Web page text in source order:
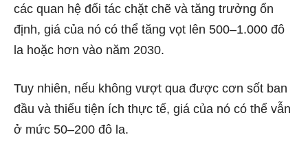
các quan hệ đối tác chặt chẽ và tăng trưởng ổn
định, giá của nó có thể tăng vọt lên 500–1.000 đô
la hoặc hơn vào năm 2030.
Tuy nhiên, nếu không vượt qua được cơn sốt ban
đầu và thiếu tiện ích thực tế, giá của nó có thể vẫn
ở mức 50–200 đô la.